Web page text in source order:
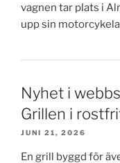
vagnen tar plats i
upp sin
Nyhet i
Grillen i
JUNI 21, 2026
En grill byggd för